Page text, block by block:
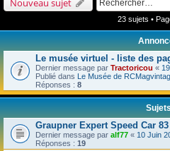
Nouveau sujet
23 sujets •
Le musée virtuel - liste des
Dernier message par Tractoricou «
Publié dans Le Musée de
Réponses : 8
Graupner Expert Speed Car 83
Dernier message par alf77 « 10 Juin
Réponses : 19